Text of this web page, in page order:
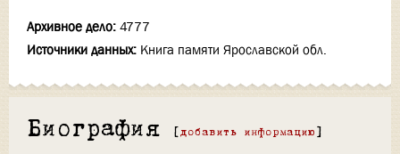
Архивное дело: 4777
Источники данных: Книга памяти Ярославской обл.
Биография [ добавить информацию ]